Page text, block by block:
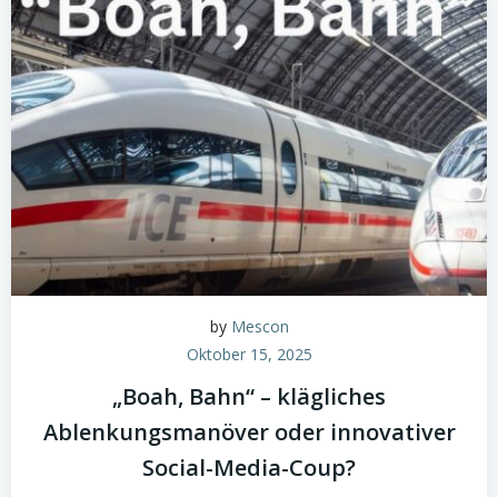
by Mescon
Oktober 15, 2025
„Boah, Bahn“ – klägliches
Ablenkungsmanöver oder innovativer
Social-Media-Coup?